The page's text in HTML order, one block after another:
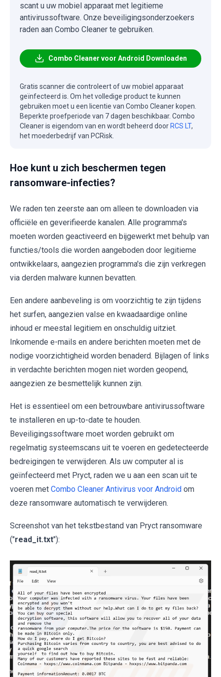
scant u uw mobiel apparaat met legitieme
antivirussoftware. Onze beveiligingsonderzoekers
raden aan Combo Cleaner te gebruiken.
Combo Cleaner voor Android Downloaden
Gratis scanner die controleert of uw mobiel apparaat
geïnfecteerd is. Om het volledige product te kunnen
gebruiken moet u een licentie van Combo Cleaner kopen.
Beperkte proefperiode van 7 dagen beschikbaar. Combo
Cleaner is eigendom van en wordt beheerd door RCS LT,
het moederbedrijf van PCRisk.
Hoe kunt u zich beschermen tegen
ransomware-infecties?
We raden ten zeerste aan om alleen te downloaden via
officiële en geverifieerde kanalen. Alle programma's
moeten worden geactiveerd en bijgewerkt met behulp van
functies/tools die worden aangeboden door legitieme
ontwikkelaars, aangezien programma's die zijn verkregen
via derden malware kunnen bevatten.
Een andere aanbeveling is om voorzichtig te zijn tijdens
het surfen, aangezien valse en kwaadaardige online
inhoud er meestal legitiem en onschuldig uitziet.
Inkomende e-mails en andere berichten moeten met de
nodige voorzichtigheid worden benaderd. Bijlagen of links
in verdachte berichten mogen niet worden geopend,
aangezien ze besmettelijk kunnen zijn.
Het is essentieel om een betrouwbare antivirussoftware
te installeren en up-to-date te houden.
Beveiligingssoftware moet worden gebruikt om
regelmatig systeemscans uit te voeren en gedetecteerde
bedreigingen te verwijderen. Als uw computer al is
geïnfecteerd met Pryct, raden we u aan een scan uit te
voeren met Combo Cleaner Antivirus voor Android om
deze ransomware automatisch te verwijderen.
Screenshot van het tekstbestand van Pryct ransomware
("read_it.txt"):